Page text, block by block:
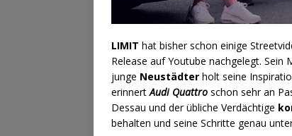
LIMIT hat bisher schon einige
Release auf Youtube nachgelegt.
junge Neustädter holt seine
erinnertAudi Quattro schon sehr an
Dessau und der übliche Verdächtige
behalten und seine Schritte genau